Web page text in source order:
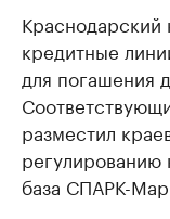
Краснодарский
кредитные
для погашения
разместил
регулированию
база СПАРК-